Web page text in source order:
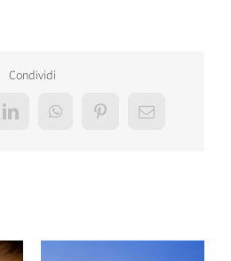
Condividi
LinkedInWhatsAppPinterestEmail